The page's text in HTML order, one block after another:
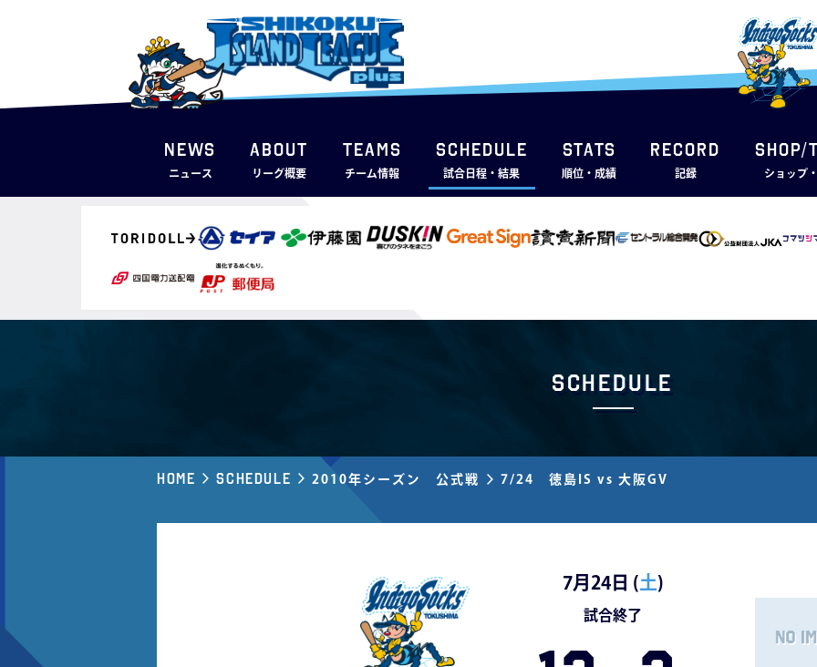
NEWS
ニュース
ABOUT
リーグ概要
TEAMS
チーム情報
SCHEDULE
試合日程・結果
STATS
順位・成績
RECORD
記録
SHOP/
ショップ
Schedule
Home Schedule 2010年シーズン 公式戦 7/24 徳島IS vs 大阪GV
7月24日 (土)
試合終了